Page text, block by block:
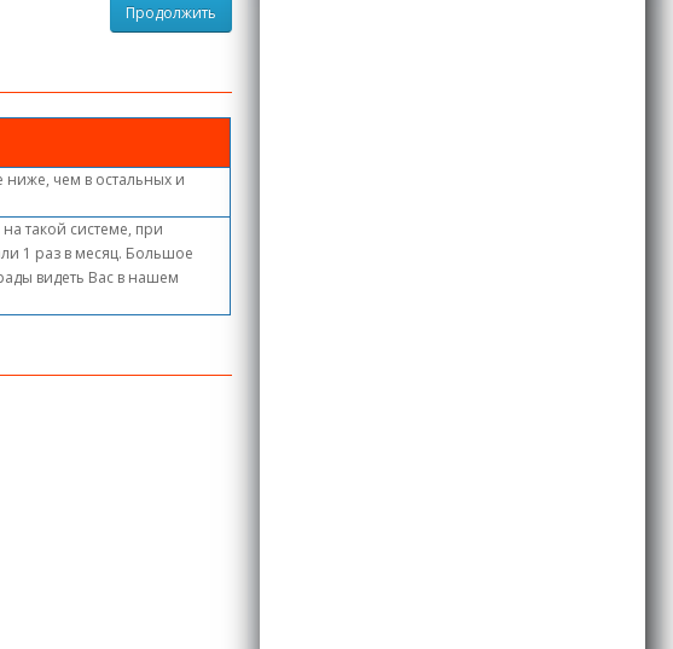
Продолжить
ниже, чем в остальных и
такой системе, при
1 раз в месяц. Большое
видеть Вас в нашем